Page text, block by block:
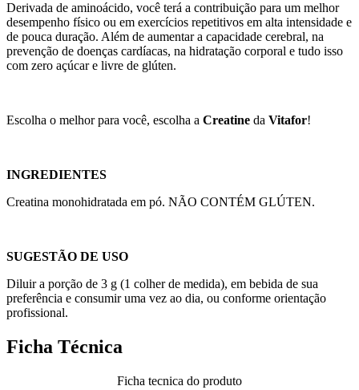
Derivada de aminoácido, você terá a contribuição para um melhor
desempenho físico ou em exercícios repetitivos em alta intensidade e
de pouca duração. Além de aumentar a capacidade cerebral, na
prevenção de doenças cardíacas, na hidratação corporal e tudo isso
com zero açúcar e livre de glúten.
Escolha o melhor para você, escolha a Creatine da Vitafor!
INGREDIENTES
Creatina monohidratada em pó. NÃO CONTÉM GLÚTEN.
SUGESTÃO DE USO
Diluir a porção de 3 g (1 colher de medida), em bebida de sua
preferência e consumir uma vez ao dia, ou conforme orientação
profissional.
Ficha Técnica
Ficha tecnica do produto